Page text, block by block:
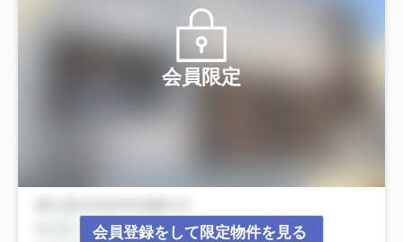
会員限定
会員登録をして限定物件を見る